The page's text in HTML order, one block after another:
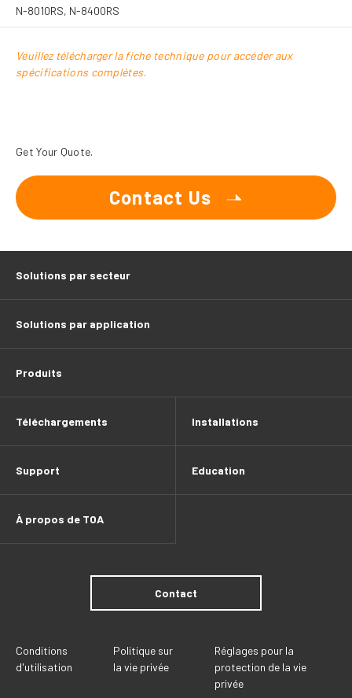
N-8010RS, N-8400RS
Veuillez télécharger la fiche technique pour accéder aux
spécifications complètes.
Get Your Quote.
Contact Us
Solutions par secteur
Solutions par application
Produits
Téléchargements Installations
Support Education
À propos de TOA
Contact
Conditions
d'utilisation
Politique sur
la vie privée
Réglages pour la
protection de la vie
privée